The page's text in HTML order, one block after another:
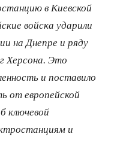
в Киевской
войска ударили
на Днепре и ряду
Херсона. Это
и поставило
от европейской
ключевой
и